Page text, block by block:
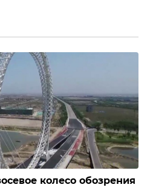
колесо обозрения